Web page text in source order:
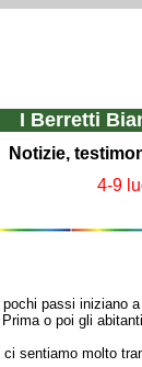
I Berretti
Notizie,
4-9
passi
o poi gli
sentiamo molto